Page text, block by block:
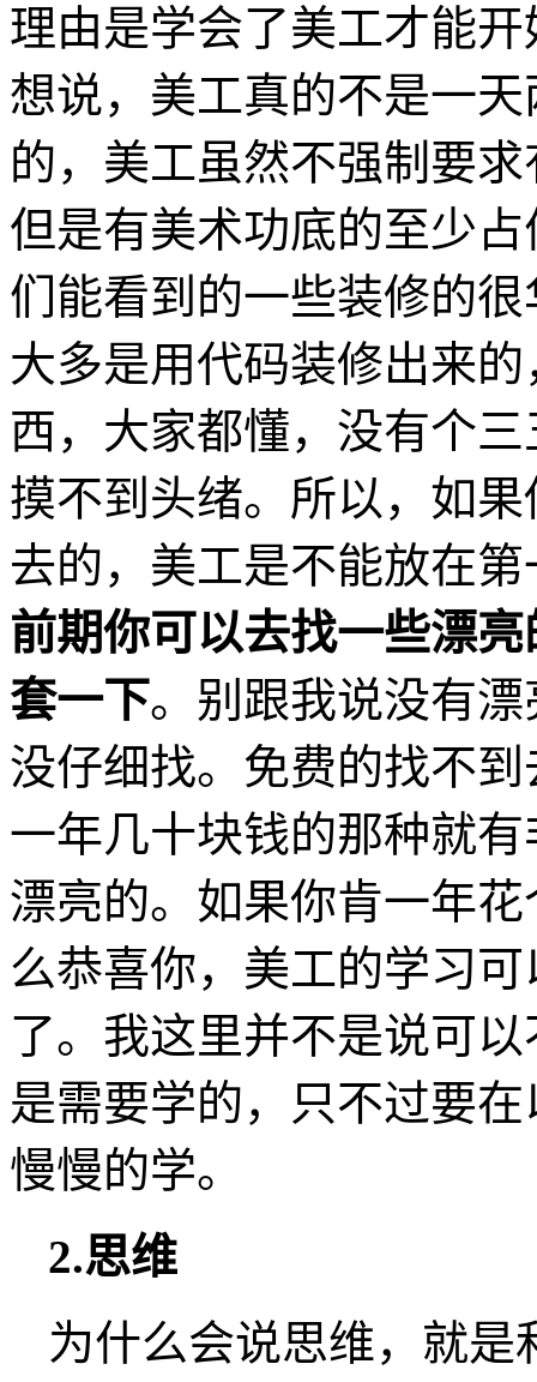
理由是学会了美工才能
想说，美工真的不是一
的，美工虽然不强制要
但是有美术功底的至少
们能看到的一些装修的
大多是用代码装修出来
西，大家都懂，没有个
摸不到头绪。所以，如
去的，美工是不能放在
前期你可以去找一些漂
套一下。别跟我说没有
没仔细找。免费的找不
一年几十块钱的那种就
漂亮的。如果你肯一年
么恭喜你，美工的学习
了。我这里并不是说可
是需要学的，只不过要
慢慢的学。
2.思维
为什么会说思维，就是